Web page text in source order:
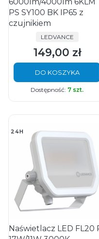
PS SY100 BK IP65 z
czujnikiem
PRODUCENT
LEDVANCE
Cena
149,00 zł
DO KOSZYKA
Dostępność: 7 szt.
24H
Naświetlacz LED FL20